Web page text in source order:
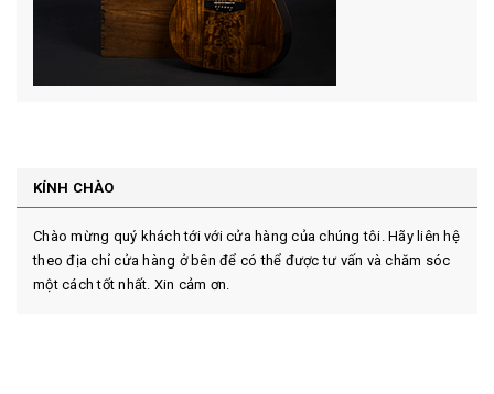
KÍNH CHÀO
Chào mừng quý khách tới với cửa hàng của chúng tôi. Hãy liên hệ
theo địa chỉ cửa hàng ở bên để có thể được tư vấn và chăm sóc
một cách tốt nhất. Xin cảm ơn.